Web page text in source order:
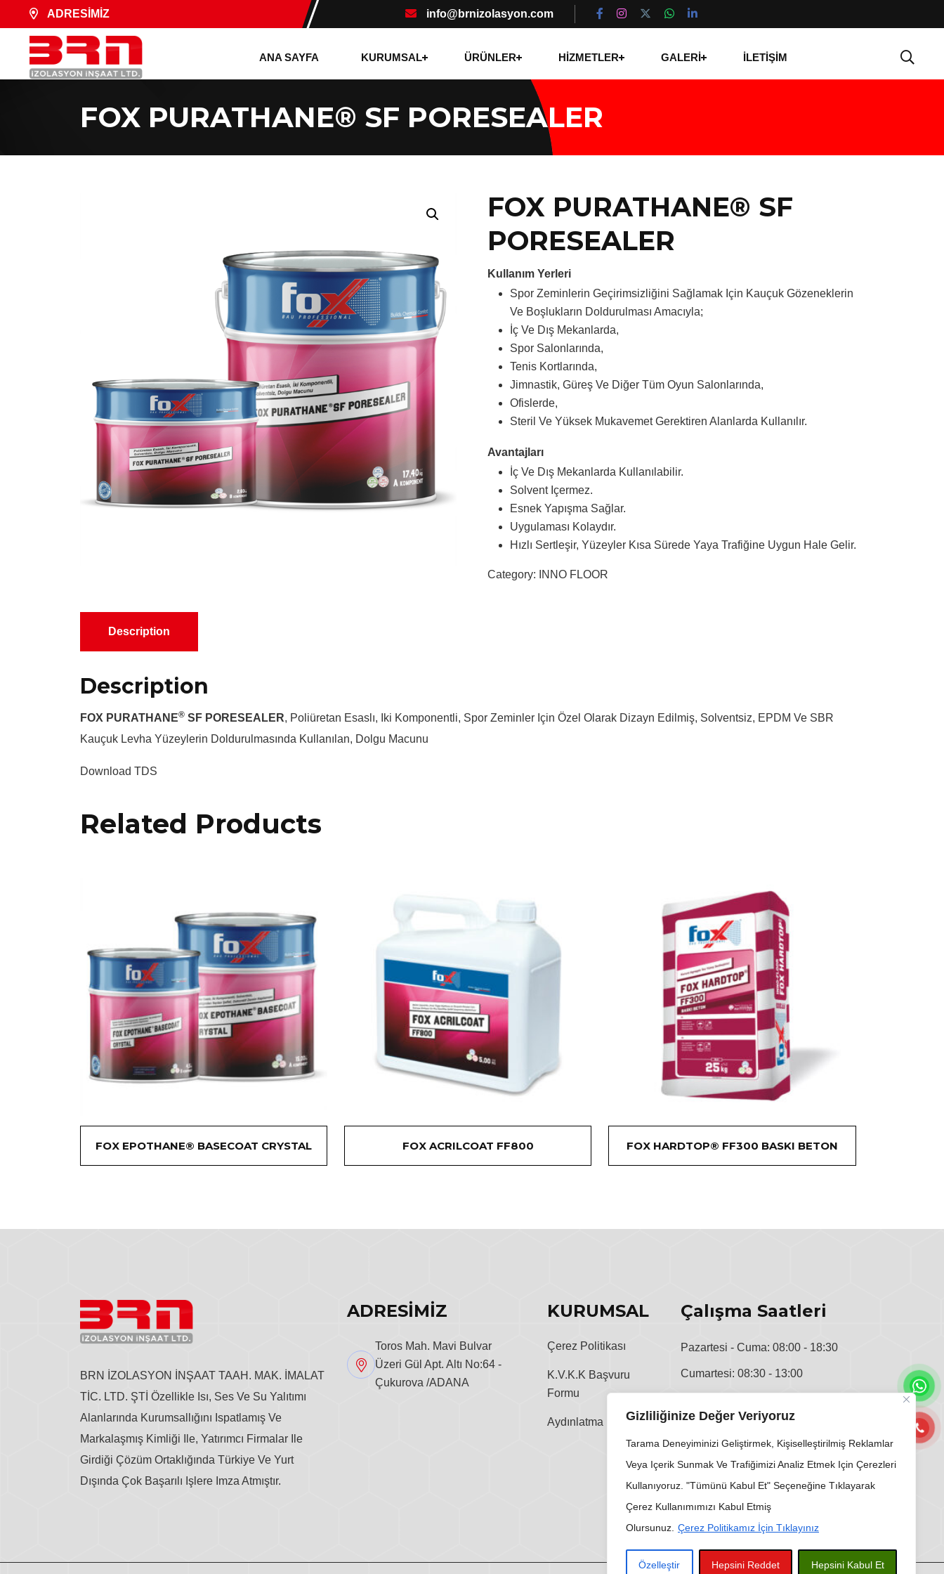
Gizliliğinize Değer Veriyoruz
Tarama Deneyiminizi Geliştirmek, Kişiselleştirilmiş Reklamlar
Veya Içerik Sunmak Ve Trafiğimizi Analiz Etmek Için Çerezleri
Kullanıyoruz. "Tümünü Kabul Et" Seçeneğine Tıklayarak
Çerez Kullanımımızı Kabul Etmiş
Olursunuz. Çerez Politikamız İçin Tıklayınız
Özelleştir Hepsini Reddet Hepsini Kabul Et
ADRESİMİZ info@brnizolasyon.com
ANA SAYFA KURUMSAL ÜRÜNLER HİZMETLER GALERİ İLETİŞİM
FOX PURATHANE® SF PORESEALER
FOX PURATHANE® SF
PORESEALER
Kullanım Yerleri
Spor Zeminlerin Geçirimsizliğini Sağlamak Için Kauçuk Gözeneklerin
Ve Boşlukların Doldurulması Amacıyla;
İç Ve Dış Mekanlarda,
Spor Salonlarında,
Tenis Kortlarında,
Jimnastik, Güreş Ve Diğer Tüm Oyun Salonlarında,
Ofislerde,
Steril Ve Yüksek Mukavemet Gerektiren Alanlarda Kullanılır.
Avantajları
İç Ve Dış Mekanlarda Kullanılabilir.
Solvent Içermez.
Esnek Yapışma Sağlar.
Uygulaması Kolaydır.
Hızlı Sertleşir, Yüzeyler Kısa Sürede Yaya Trafiğine Uygun Hale Gelir.
Category: INNO FLOOR
Description
Description
FOX PURATHANE® SF PORESEALER, Poliüretan Esaslı, Iki Komponentli, Spor Zeminler Için Özel Olarak Dizayn Edilmiş, Solventsiz, EPDM Ve SBR
Kauçuk Levha Yüzeylerin Doldurulmasında Kullanılan, Dolgu Macunu
Download TDS
Related Products
FOX EPOTHANE® BASECOAT CRYSTAL FOX ACRILCOAT FF800 FOX HARDTOP® FF300 BASKI BETON
BRN İZOLASYON İNŞAAT TAAH. MAK. İMALAT
TİC. LTD. ŞTİ Özellikle Isı, Ses Ve Su Yalıtımı
Alanlarında Kurumsallığını Ispatlamış Ve
Markalaşmış Kimliği Ile, Yatırımcı Firmalar Ile
Girdiği Çözüm Ortaklığında Türkiye Ve Yurt
Dışında Çok Başarılı Işlere Imza Atmıştır.
ADRESİMİZ
Toros Mah. Mavi Bulvar
Üzeri Gül Apt. Altı No:64 -
Çukurova /ADANA
KURUMSAL
Çerez Politikası
K.V.K.K Başvuru
Formu
Aydınlatma Metni
Çalışma Saatleri
Pazartesi - Cuma: 08:00 - 18:30
Cumartesi: 08:30 - 13:00